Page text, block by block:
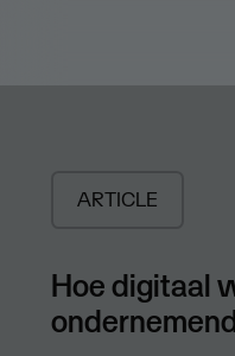
ARTICLE
Hoe digitaal